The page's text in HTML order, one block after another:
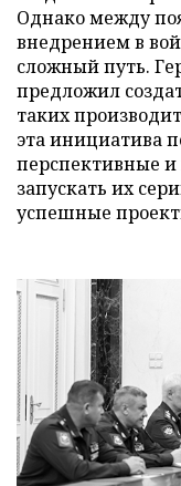
Однако между
внедрением в
сложный путь.
предложил
таких
эта инициатива
перспективные
запускать их
успешные